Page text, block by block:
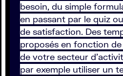
besoin, du simple
en passant par le quiz
de satisfaction. Des
proposés en fonction
de votre secteur
par exemple utiliser un